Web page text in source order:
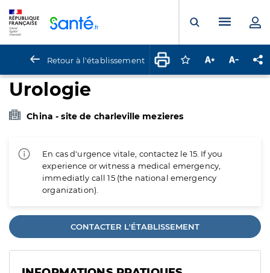
Ouvrir laMenu
Retour à l'établissement Connectez-vous
Augmenter la
Urologie
China - site de charleville mezieres
En cas d'urgence vitale, contactez le 15. If you
experience or witness a medical emergency,
immediatly call 15 (the national emergency
organization).
CONTACTER L'ÉTABLISSEMENT